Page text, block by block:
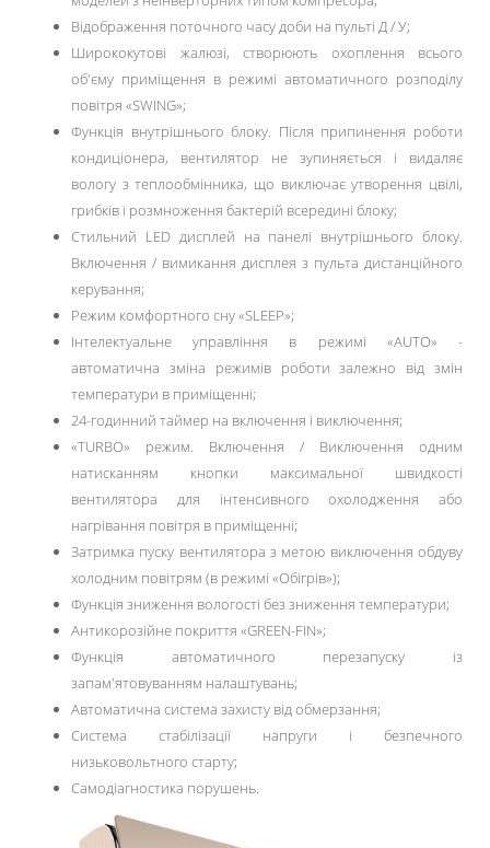
Відображення поточного часу доби на пульті Д / У;
Ширококутові жалюзі, створюють охоплення всього
об'єму приміщення в режимі автоматичного розподілу
повітря «SWING»;
Функція внутрішнього блоку. Після припинення роботи
кондиціонера, вентилятор не зупиняється і видаляє
вологу з теплообмінника, що виключає утворення цвілі,
грибків і розмноження бактерій всередині блоку;
Стильний LED дисплей на панелі внутрішнього блоку.
Включення / вимикання дисплея з пульта дистанційного
керування;
Режим комфортного сну «SLЕЕР»;
Інтелектуальне управління в режимі «AUTO» -
автоматична зміна режимів роботи залежно від змін
температури в приміщенні;
24-годинний таймер на включення і виключення;
«TURBO» режим. Включення / Виключення одним
натисканням кнопки максимальної швидкості
вентилятора для інтенсивного охолодження або
нагрівання повітря в приміщенні;
Затримка пуску вентилятора з метою виключення обдуву
холодним повітрям (в режимі «Обігрів»);
Функція зниження вологості без зниження температури;
Антикорозійне покриття «GREEN-FIN»;
Функція автоматичного перезапуску із
запам'ятовуванням налаштувань;
Автоматична система захисту від обмерзання;
Система стабілізації напруги і безпечного
низьковольтного старту;
Самодіагностика порушень.